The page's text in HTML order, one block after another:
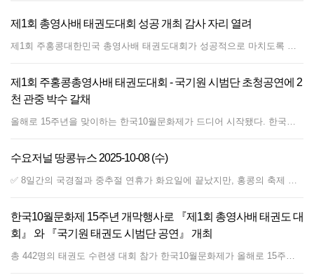
제1회 총영사배 태권도대회 성공 개최 감사 자리 열려
제1회 주홍콩대한민국 총영사배 태권도대회가 성공적으로 마치도록 행사 진행에 수고해준 홍콩한인태권도협회(KTAHK 엄승제 외 5인 공동대표) 소속 사범들을 위해 주홍콩한국문화원에서 27일 감사 인사 자리를 마련했다. 올해 처음으로 치뤄진 총영사배 태권도대회는 지난 7일 완차이 사우손 스타디움에서 2천여명의 관중이 함께 하며 큰 박수를 받았다. 총영사관은 이번 행사를 2025년 10월 한국문화제 개막식 행사로 선정하면서 각별한 노력을 쏟았는데, 유치하기 쉽지 않은 국기원 태권도 시범단의 홍콩 공연이 확정했기 때문이었다. 천성환 총영사대리는 개회사를 통해 "올해 한국문화제는 '홍콩위크@서울'과 동시에 열리는 만큼 특별한 의미가 있다"면서, "서울 시민들은 홍콩위크를 즐기고 홍콩인들은 한국문화제를 즐길 수 있다"면서 상호 문화 교류의 의미를 강조했었다. 국기원에서는 최고 관리자인 전갑길 이사장이 직접 참석했고, 홍콩 정부 측에서는 로산나 로우 홍콩 문체부 장관, 티모시 폭 체육연맹회장 등이 참석해 행사의 무게를 더했다. 이번 대회는 주홍콩한국문화원(원장 최재원)가 기획하고 홍콩한인체육회(회장 한승희)가 주관을 맡았으며 체육회 소속 노래 경기이사가 실무 진행을 맡아 추진됐다. 스피드킥발차기 및 품새 대회 종목별 실무는 홍콩한인태권도협회 소속 관장 및 사범들과 함께 진행했다.
제1회 주홍콩총영사배 태권도대회 - 국기원 시범단 초청공연에 2
천 관중 박수 갈채
올해로 15주년을 맞이하는 한국10월문화제가 드디어 시작됐다. 한국의 추석과 같은 중추절 7일 완차이 사우손 스타디움(Southorn Stadium)에서 열린 『제1회 주홍콩 대한민국 총영사배 태권도 대회』가 개막 행사였다. 이날 약 440명의 태권도 수련자들이 대회에 참가했으며, 가족들과 국기원 특별공연을 관람하러 온 관객들이 총 2,000여 좌석을 가득 메웠다. 특별히 제1회 총영사배를 축하하기 위해 많은 홍콩 측 귀빈들이 참석했다. 홍콩 정부에서 로산나 로우 문화체육관광부 장관을 비롯해, 레저문화서비스부서장 만다 찬, 스포츠연맹및 홍콩올림픽위원회 티모시 폭 회장, 홍콩태권도협회 루이스 칭 회장, 앤서니 섹 의장, 그리고 올림픽 펜싱 금메달리스트 비비안 콩이 참석해 이번 대회의 무게를 더 했다. 한국 측에서는 주홍콩대한민국총영사관의 천성환 총영사대리, 주홍콩한국문화원 최재원 원장, 한승희 홍콩한인체육회장, 홍콩한인태권도협회 노래 대표, 탁연균 홍콩한인회장, 황지영 홍콩한인여성회장, 코윈홍콩지회 김선미 담당관 등이 참석했다. 천성환 총영사대리는 개회사를 통해 "올해 한국문화제는 '홍콩위크@서울'과 동시에 열리는 만큼 특별한 의미가 있다"면서, "서울 시민들은 홍콩위크를 즐기고 홍콩인들은 한국문화제를 즐길 수 있다"면서 상호 문화 교류의 의미를 강조했다. "현재 홍콩에는 약 2만여명의 태권도 수련생이 있는데, 많은 젊은이들이 태권도를 통해 인격과 체력을 키우고 있다"면서 "오늘 국기원 시범단의 특별한 공연을 마음껏 즐기기 바란다"고 전했다. 국기원 전갑길 이사장은 "세계 태권도의 본부인 국기원을 대표하여 태권도 시범단이 무대에 오르게 된 것은 양국 간 우호와 교류를 상징하는 소중한 순간"이라면서, "국기원 시범단이 보여줄 시범은 언어를 초월해 울림을 주는 메시지가 될 것이며, 태권도가 지닌 정신이 홍콩 시민들과 함께 호흡하고, 한국과 홍콩을 더욱 가깝게 이어주는 다리가 되리라 믿는다"고 말했다. 2천 관중의 기대속에 막을 올린 국기원 태권도 시범단의 공연은 역시 '어나더 레벨'이라는 표현이 어울릴 정도의 정교하고 화려한 공연이었다. 총 20명의 태권도 시범단은 힘과 예술성이 어우러진 역동적인 퍼포먼스를 통해 태권도의 진수를 선보였다. 시범단 전체가 동일하게 절도있는 품세를 보였고 마지막 동작마다 소름이 돋을 정도의 기합을 넣어 깜짝 놀라게 만들었다. 품세, 겨루기, 호신술, 격파 등 다양하게 보여주었고 '케데헌' 인기곡 소다팝을 배경음악으로 귀엽고 깜직한 K팝 댄스 태권도까지 눈을 뗄 수 없는 즐거운 공연이었다. 국기원 태권도 시범단의 공연 후 송판 조각에 팬사인회가 이어졌다. 많은 어린 수련생들이 국기원 시범단의 사인을 받으려 행렬이 이어졌다. 주홍콩총영사배 태권도 대회에서는 4개의 코트에서 스피드킥 대회가 펼쳐졌고, 품세 대회가 이어졌다. 공정한 심판 판정을 위해 홍콩태권도협회 소속 심판들이 직접 참가하여 판정을 내렸다. 올해 1회로 기록된 주홍콩대한민국총영사배 태권도대회는 그동안 홍콩한인태권도협회(KTAHK 엄승제 외 5인 공동대표)가 주관해온 대회를 더욱 격상시켜 10월문화제 개막공연으로 선정되면서 큰 관심을 받았다. 주홍콩한국문화원(원장 최재원)의 전폭적인 후원과 기획으로 홍콩한인체육회(회장 한승희)가 주관을 맡았고, 체육회 소속 노래 경기이사가 그동안의 축적된 모든 노하우를 쏟아 부어 행사를 추진했다. 홍콩한인태권도협회는 NRG태권도 노래 관장, 쌍용관 엄승호 엄승제 관장, 경희태권도 이채화 관장, U&amp;I 태권도 윤성원, 장윤이 공동대표이며 30여명 한인사범들로 구성되어 있다. 글/사진 손정호 편집장
수요저널 땅콩뉴스 2025-10-08 (수)
✅ 8일간의 국경절과 중추절 연휴가 화요일에 끝났지만, 홍콩의 축제 분위기는 여전히 생생했으며, 중국 본토 관광객들이 쇼핑몰과 문화 명소로 몰렸음. ✅ 홍콩의 유서 깊은 야우마테이 경찰서는 중국 본토의 소셜 미디어 플랫폼인 샤오홍슈에서 고전 홍콩 범죄 영화의 향수를 불러일으키는 곳으로 유명해지면서 관광객들의 발길이 몰려.. ✅ 문화체육관광부 장관인 로산나 라우는 총영사배태권도대회에 참석해 국기원 공연을 감상 후 한국의 태권도와 K팝을 결합한 접근 방식을 언급하며, 광둥어 팝 요소를 지역 무술에 도입할 것을 제안. ✅ 공무원 비서관인 잉그리드 영에 따르면, 정부는 공무원 5개 직급의 공동 채용에 20,700건의 지원서가 접수되어 3년 연속 2만건이 넘어 고무적이라고 발언. ✅ 31세 남성이 중추절을 맞아 화요일 밤 1시경 유엔롱의 샨하추엔 아파트에서 불법으로 불꽃놀이를 터뜨린 혐의로 체포. 폭죽 파편으로 차량 4대 손상. ✅ 신계 남부와 구룡 웨스트 지역의 교통 단속반은 약물 운전, 음주 운전, 불법 경주를 이틀간 집중 단속해 14명 체포. 불법개조 차량 12대 견인 검사. ✅ 84세 여성이 화요일 저녁 췬완에 있는 자신의 올웨이 가든스 자택에서 강도 사건이 발생해 10만 홍콩달러 상당의 귀중품이 도난당했다고 신고. ✅ 홍콩 세관은 화요일 말레이시아 페낭에서 온 40세 남성의 위탁 수하물에서 약 3.8kg의 의심스러운 헤로인을 발견하고 체포. 약 190만 홍콩달러 추산.
한국10월문화제 15주년 개막행사로 『제1회 총영사배 태권도 대
회』 와 『국기원 태권도 시범단 공연』 개최
총 442명의 태권도 수련생 대회 참가 한국10월문화제가 올해로 15주년을 맞이한다. 한국과 홍콩 간의 문화 교류를 증진하고, 상호 이해와 우정을 깊이 있게 다지는 대표적인 문화 행사로 자리잡아온 한국10월문화제는 개막 행사인 『제1회 총영사배 태권도 대회』와 국기원 태권도 시범단의 공연을 시작으로 총 25개의 프로그램이 약 2개월간 진행된다. 오는 주말에는 한국광장(10.11-12)이 개최되고, 이어 국립국악원 종묘제례악(11.8-9), 조수미 공연(11.11), 뮤지컬 ‘렛 미 플라이’(11.21-23) 등 한국의 정상급 뮤지션과 공연이 개최된다. 10월 7일 (화) 홍콩 완차이 사우손 스타디움(Southorn Stadium)에서 열리는 『제1회 총영사배 태권도 대회』는 태권도를 배우고 있는 약 442명의 홍콩과 한국의 태권도 수련생이 품새와 스피드킥 대회를 통해 상호 경쟁과 우정을 다질 예정이다. 또한 당일 같은 장소에서 세계 최고 수준의 국기원 태권도 시범단의 시범이 펼칠 예정이다. 총 20명의 태권도 시범단은 힘과 예술성이 어우러진 역동적인 퍼포먼스를 통해 태권도의 진수를 선보일 예정이다. 현재 서울에서 개최 중인 홍콩 위크 문화행사와 더불어 홍콩에서 열리는 한국10월문화제는 한-홍 간 상호 문화 교류를 넘어, 인적 교류, 상호 이해와 우정을 강화하고, 경제 협력 확대로까지 이어지는 계기가 될 것으로 기대된다. 국기원 태권도 시범단 공연 및 총영사배 태권도 대회는 무료로 참관이 가능하며, 태권도의 감동과 한국 문화의 깊이를 직접 체험할 수 있는 이번 공연에 많은 관심과 참여를 바란다.